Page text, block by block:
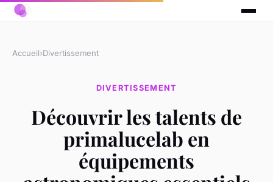
Accueil›Divertissement
DIVERTISSEMENT
Découvrir les talents de
primalucelab en
équipements